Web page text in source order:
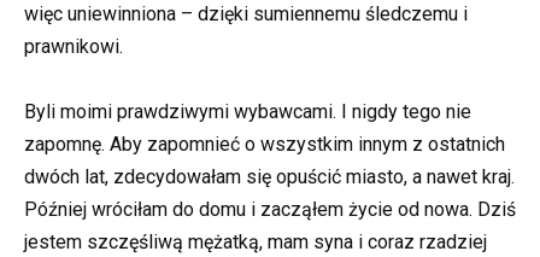
więc uniewinniona – dzięki sumiennemu śledczemu i
prawnikowi.
Byli moimi prawdziwymi wybawcami. I nigdy tego nie
zapomnę. Aby zapomnieć o wszystkim innym z ostatnich
dwóch lat, zdecydowałam się opuścić miasto, a nawet kraj.
Później wróciłam do domu i zacząłem życie od nowa. Dziś
jestem szczęśliwą mężatką, mam syna i coraz rzadziej